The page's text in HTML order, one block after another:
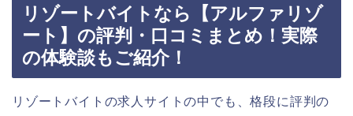
リゾートバイトなら【アルファリゾ
ート】の評判・口コミまとめ！実際
の体験談もご紹介！
リゾートバイトの求人サイトの中でも、格段に評判の